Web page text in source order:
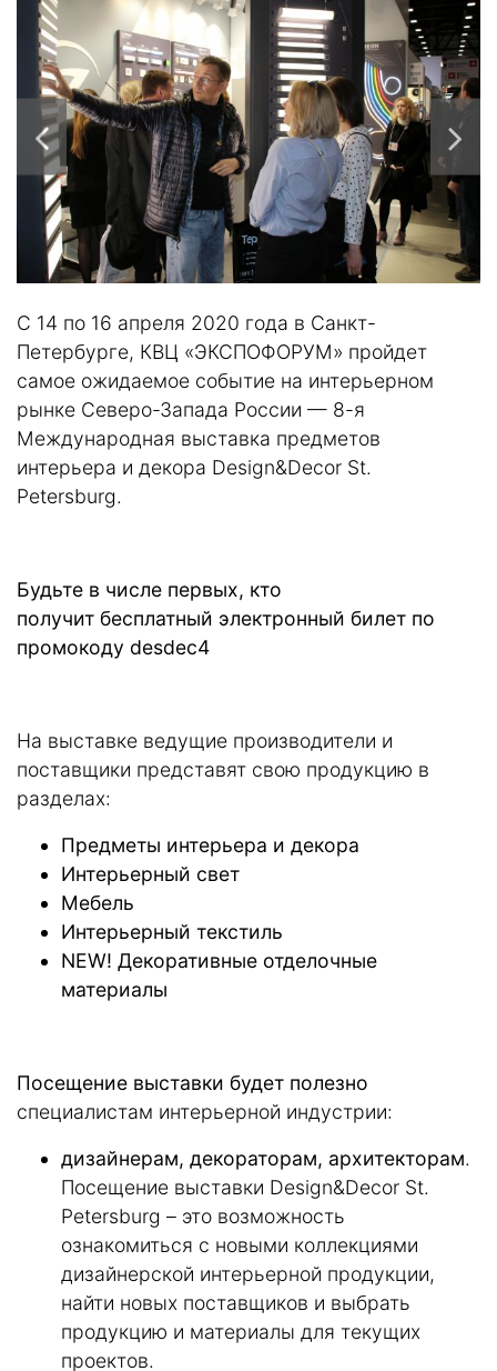
С 14 по 16 апреля 2020 года в Санкт-
Петербурге, КВЦ «ЭКСПОФОРУМ» пройдет
самое ожи­даемое событие на интерьерном
рынке Северо-Запада России — 8-я
Международная вы­ставка предметов
интерьера и декора Design&Decor St.
Petersburg.
Будьте в числе первых, кто
получит бесплатный электронный билет по
промокоду desdec4
На выставке ведущие производители и
поставщики представят свою продукцию в
разделах:
Предметы интерьера и декора
Интерьерный свет
Мебель
Интерьерный текстиль
NEW! Декоративные отделочные
материалы
Посещение выставки будет полезно
специалистам интерьерной индустрии:
дизайнерам, декораторам, архитекторам.
Посещение выставки Design&Decor St.
Petersburg – это возможность
ознакомиться с новыми коллекциями
дизайнерской интерьерной продукции,
найти новых поставщиков и выбрать
продукцию и материалы для текущих
проектов.